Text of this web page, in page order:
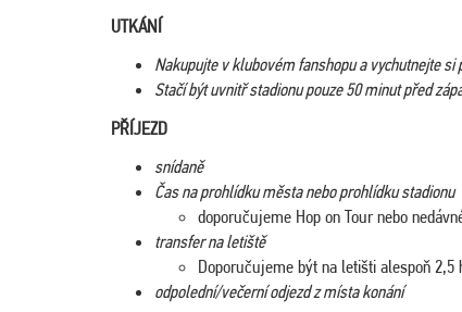
UTKÁNÍ
Nakupujte v klubovém fanshopu a vychutnejte
Stačí být uvnitř stadionu pouze 50 minut před
PŘÍJEZD
snídaně
Čas na prohlídku města nebo prohlídku stadionu
doporučujeme Hop on Tour nebo
transfer na letiště
Doporučujeme být na letišti alespoň 2,5
odpolední/večerní odjezd z místa konání